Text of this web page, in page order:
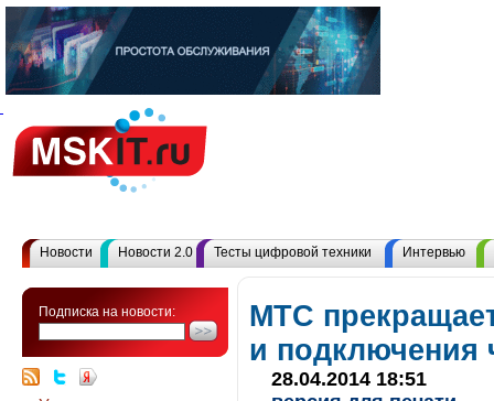
Новости Новости 2.0 Тесты цифровой техники Интервью
Подписка на новости:
МТС
и подключения
28.04.2014 18:51